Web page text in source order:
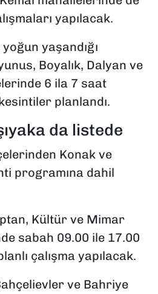
yapılacak.
yaşandığı
Boyalık, Dalyan ve
6 ila 7 saat
planlandı.
da listede
Konak ve
programına dahil
Kültür ve Mimar
sabah 09.00 ile 17.00
çalışma yapılacak.
ve Bahriye